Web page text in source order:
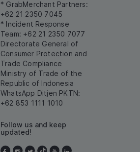
* GrabMerchant Partners:
+62 21 2350 7045
* Incident Response
Team: +62 21 2350 7077
Directorate General of
Consumer Protection and
Trade Compliance
Ministry of Trade of the
Republic of Indonesia
WhatsApp Ditjen PKTN:
+62 853 1111 1010
Follow us and keep
updated!